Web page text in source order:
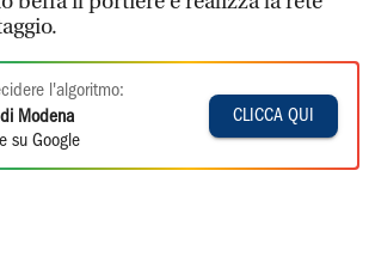
l'algoritmo:
Modena
su Google
CLICCA QUI